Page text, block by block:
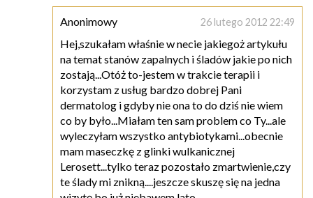
Anonimowy 26 lutego 2012 22:49
Hej,szukałam właśnie w necie jakiegoż artykułu
na temat stanów zapalnych i śladów jakie po nich
zostają...Otóż to-jestem w trakcie terapii i
korzystam z usług bardzo dobrej Pani
dermatolog i gdyby nie ona to do dziś nie wiem
co by było...Miałam ten sam problem co Ty...ale
wyleczyłam wszystko antybiotykami...obecnie
mam maseczkę z glinki wulkanicznej
Lerosett...tylko teraz pozostało zmartwienie,czy
te ślady mi znikną....jeszcze skuszę się na jedna